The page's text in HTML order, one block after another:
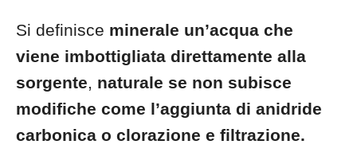
Si definisce minerale un’acqua che
viene imbottigliata direttamente alla
sorgente, naturale se non subisce
modifiche come l’aggiunta di anidride
carbonica o clorazione e filtrazione.